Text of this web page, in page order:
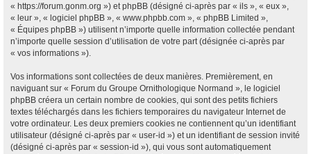
« https://forum.gonm.org ») et phpBB (désigné ci-après par « ils », « eux »,
« leur », « logiciel phpBB », « www.phpbb.com », « phpBB Limited »,
« Équipes phpBB ») utilisent n’importe quelle information collectée pendant
n’importe quelle session d’utilisation de votre part (désignée ci-après par
« vos informations »).
Vos informations sont collectées de deux manières. Premièrement, en
naviguant sur « Forum du Groupe Ornithologique Normand », le logiciel
phpBB créera un certain nombre de cookies, qui sont des petits fichiers
textes téléchargés dans les fichiers temporaires du navigateur Internet de
votre ordinateur. Les deux premiers cookies ne contiennent qu’un identifiant
utilisateur (désigné ci-après par « user-id ») et un identifiant de session invité
(désigné ci-après par « session-id »), qui vous sont automatiquement